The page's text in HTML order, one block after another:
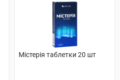
Містерія таблетки 20 шт